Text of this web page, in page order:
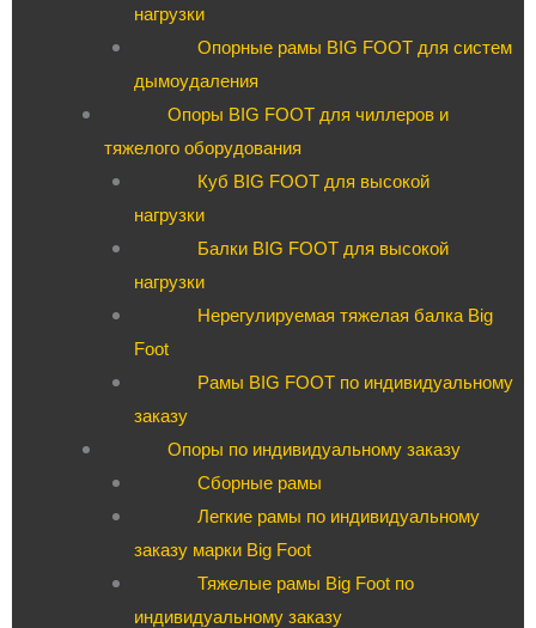
нагрузки
Опорные рамы BIG FOOT для систем
дымоудаления
Опоры BIG FOOT для чиллеров и
тяжелого оборудования
Куб BIG FOOT для высокой
нагрузки
Балки BIG FOOT для высокой
нагрузки
Нерегулируемая тяжелая балка Big
Foot
Рамы BIG FOOT по индивидуальному
заказу
Опоры по индивидуальному заказу
Сборные рамы
Легкие рамы по индивидуальному
заказу марки Big Foot
Тяжелые рамы Big Foot по
индивидуальному заказу